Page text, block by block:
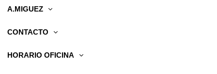
A.MIGUEZ
CONTACTO
HORARIO OFICINA